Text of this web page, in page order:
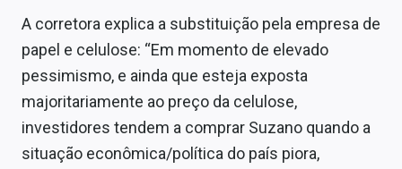
A corretora explica a substituição pela empresa de
papel e celulose: “Em momento de elevado
pessimismo, e ainda que esteja exposta
majoritariamente ao preço da celulose,
investidores tendem a comprar Suzano quando a
situação econômica/política do país piora,